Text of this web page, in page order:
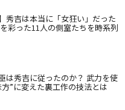
秀吉は本当に「女狂い」だった
彩った11人の側室たちを時系列
は秀吉に従ったのか？ 武力を使
”に変えた裏工作の技法とは